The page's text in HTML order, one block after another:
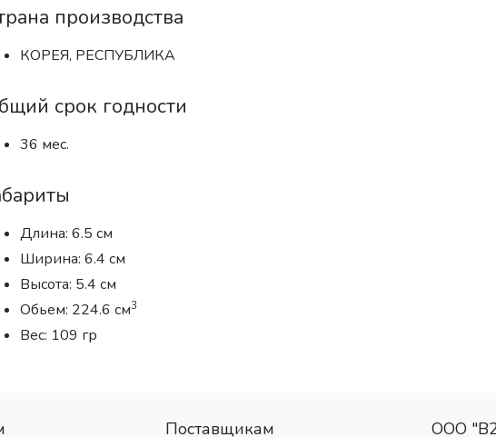
производства
КОРЕЯ, РЕСПУБЛИКА
срок годности
36 мес.
Длина: 6.5 см
Ширина: 6.4 см
Высота: 5.4 см
Обьем: 224.6 см3
Вес: 109 гр
Поставщикам ООО